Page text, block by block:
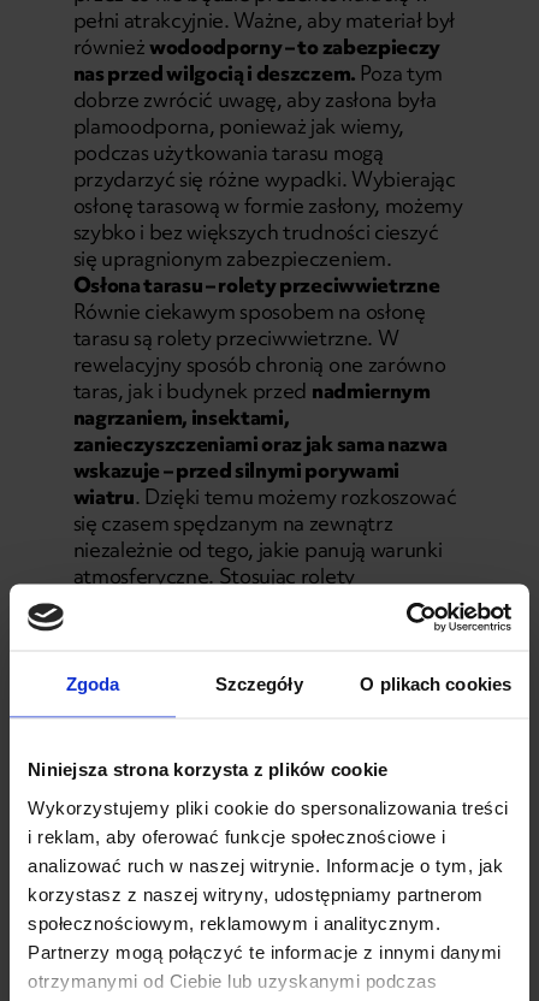
Zgoda Szczegóły O plikach cookies
Niniejsza strona korzysta z plików cookie
Wykorzystujemy pliki cookie do spersonalizowania treści
i reklam, aby oferować funkcje społecznościowe i
analizować ruch w naszej witrynie. Informacje o tym, jak
korzystasz z naszej witryny, udostępniamy partnerom
społecznościowym, reklamowym i analitycznym.
Partnerzy mogą połączyć te informacje z innymi danymi
otrzymanymi od Ciebie lub uzyskanymi podczas
pełni atrakcyjnie. Ważne, aby materiał był
równieżwodoodporny – to zabezpieczy
nas przed wilgocią i deszczem. Poza tym
dobrze zwrócić uwagę, aby zasłona była
plamoodporna, ponieważ jak wiemy,
podczas użytkowania tarasu mogą
przydarzyć się różne wypadki. Wybierając
osłonę tarasową w formie zasłony, możemy
szybko i bez większych trudności cieszyć
się upragnionym zabezpieczeniem.
Osłona tarasu – rolety przeciwwietrzne
Równie ciekawym sposobem na osłonę
tarasu są rolety przeciwwietrzne. W
rewelacyjny sposób chronią one zarówno
taras, jak i budynek przed nadmiernym
nagrzaniem, insektami,
zanieczyszczeniami oraz jak sama nazwa
wskazuje – przed silnymi porywami
wiatru. Dzięki temu możemy rozkoszować
się czasem spędzanym na zewnątrz
niezależnie od tego, jakie panują warunki
atmosferyczne. Stosując rolety
przeciwwietrzne, nie musimy dodatkowo
przyczynia się do ograniczenia kosztów.
wygląd rolety do elewacji budynku.
W zależności od potrzeb możemy
zdecydować się na roletę półprzezroczystą
lub w jednym, kryjącym kolorze. Montaż
kasety jest bardzo prosty i nie wymaga
specjalnych umiejętności. Z pewnością
sprosta temu zadaniu niemal każdy
inwestor. Zastosowanie wkładki
prowadzącej gwarantuje, żeroleta nie